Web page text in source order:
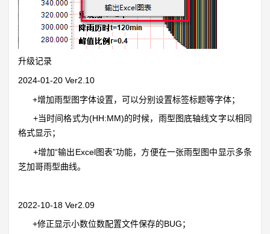
升级记录
2024-01-20 Ver2.10
+增加雨型图字体设置，可以分别设置标签标题等字体；
+当时间格式为(HH:MM)的时候，雨型图底轴线文字以相同
格式显示；
+增加“输出Excel图表”功能，方便在一张雨型图中显示多条
芝加哥雨型曲线。
2022-10-18 Ver2.09
+修正显示小数位数配置文件保存的BUG；